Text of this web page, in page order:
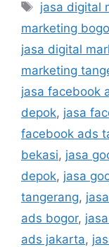
jasa digital
marketing
jasa digital
marketing
jasa facebook
depok, jasa
facebook ads
bekasi, jasa
depok, jasa
tangerang,
ads bogor,
ads jakarta,